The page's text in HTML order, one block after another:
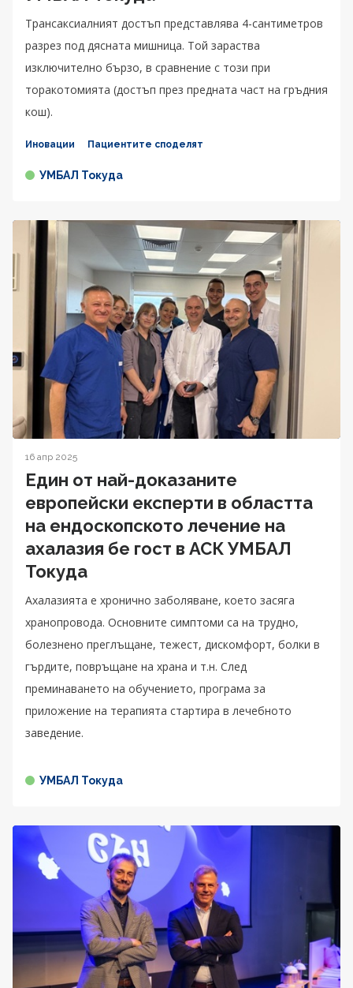
Трансаксиалният достъп представлява 4-сантиметров
разрез под дясната мишница. Той зараства
изключително бързо, в сравнение с този при
торакотомията (достъп през предната част на гръдния
кош).
Иновации Пациентите споделят
УМБАЛ Токуда
16 апр 2025
Един от най-доказаните
европейски експерти в областта
на ендоскопското лечение на
ахалазия бе гост в АСК УМБАЛ
Токуда
Ахалазията е хронично заболяване, което засяга
хранопровода. Основните симптоми са на трудно,
болезнено преглъщане, тежест, дискомфорт, болки в
гърдите, повръщане на храна и т.н. След
преминаването на обучението, програма за
приложение на терапията стартира в лечебното
заведение.
УМБАЛ Токуда